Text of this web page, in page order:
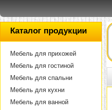
Каталог продукции
Мебель для прихожей
Мебель для гостиной
Мебель для спальни
Мебель для кухни
Мебель для ванной